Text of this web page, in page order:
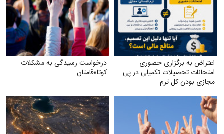
اعتراض به برگزاری حضوری
امتحانات تحصیلات تکمیلی در پی
مجازی بودن کل ترم
درخواست رسیدگی به مشکلات
کوتاه‌قامتان